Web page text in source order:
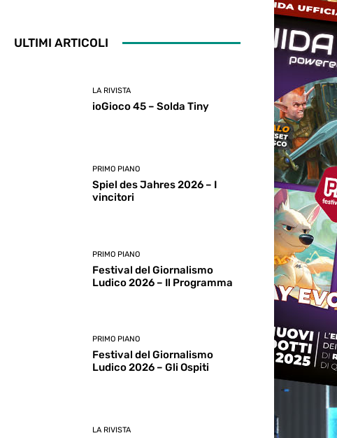
ULTIMI ARTICOLI
LA RIVISTA
ioGioco 45 – Solda Tiny
PRIMO PIANO
Spiel des Jahres 2026 – I
vincitori
PRIMO PIANO
Festival del Giornalismo
Ludico 2026 – Il Programma
PRIMO PIANO
Festival del Giornalismo
Ludico 2026 – Gli Ospiti
LA RIVISTA